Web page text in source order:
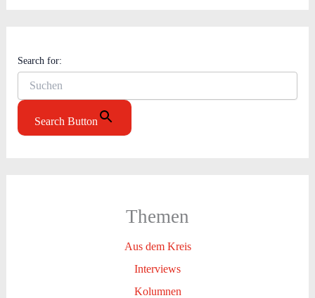
Search for:
Search Button
Themen
Aus dem Kreis
Interviews
Kolumnen